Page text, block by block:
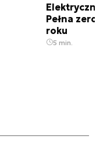
Pełna
roku
5 min.